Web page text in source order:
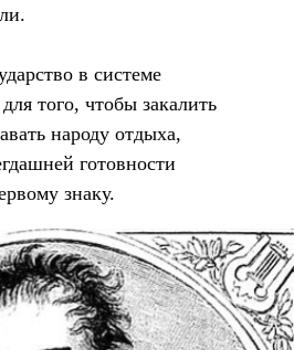
в системе
того, чтобы закалить
народу отдыха,
готовности
знаку.